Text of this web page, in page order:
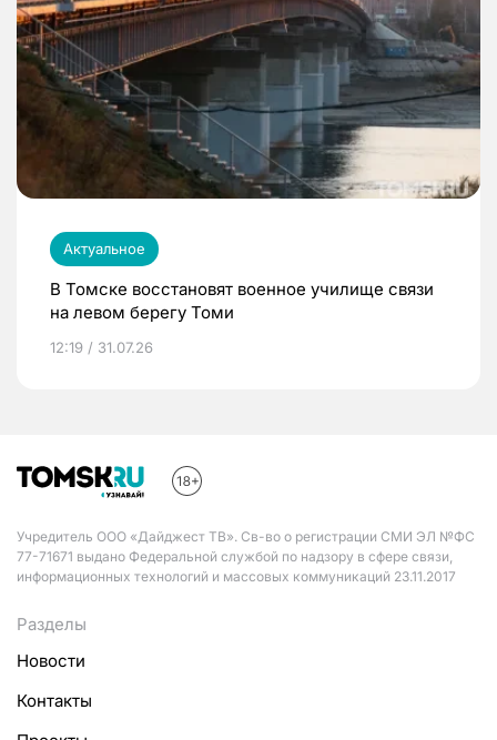
Актуальное
В Томске восстановят военное училище связи
на левом берегу Томи
12:19 / 31.07.26
Учредитель ООО «Дайджест ТВ». Св-во о регистрации СМИ ЭЛ №ФС
77-71671 выдано Федеральной службой по надзору в сфере связи,
информационных технологий и массовых коммуникаций 23.11.2017
Разделы
Новости
Контакты